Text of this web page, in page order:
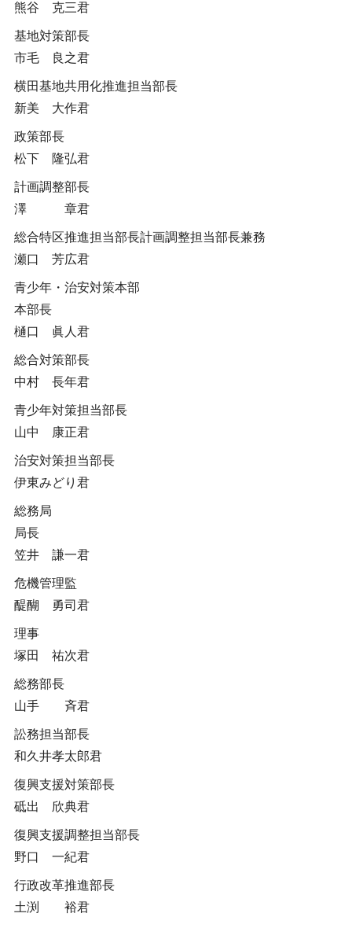
熊谷 克三君
基地対策部長
市毛 良之君
横田基地共用化推進担当部長
新美 大作君
政策部長
松下 隆弘君
計画調整部長
澤 章君
総合特区推進担当部長計画調整担当部長兼務
瀬口 芳広君
青少年・治安対策本部
本部長
樋口 眞人君
総合対策部長
中村 長年君
青少年対策担当部長
山中 康正君
治安対策担当部長
伊東みどり君
総務局
局長
笠井 謙一君
危機管理監
醍醐 勇司君
理事
塚田 祐次君
総務部長
山手 斉君
訟務担当部長
和久井孝太郎君
復興支援対策部長
砥出 欣典君
復興支援調整担当部長
野口 一紀君
行政改革推進部長
土渕 裕君